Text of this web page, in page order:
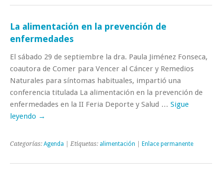
La alimentación en la prevención de
enfermedades
El sábado 29 de septiembre la dra. Paula Jiménez Fonseca,
coautora de Comer para Vencer al Cáncer y Remedios
Naturales para síntomas habituales, impartió una
conferencia titulada La alimentación en la prevención de
enfermedades en la II Feria Deporte y Salud … Sigue
leyendo →
Categorías: Agenda | Etiquetas: alimentación Enlace permanente